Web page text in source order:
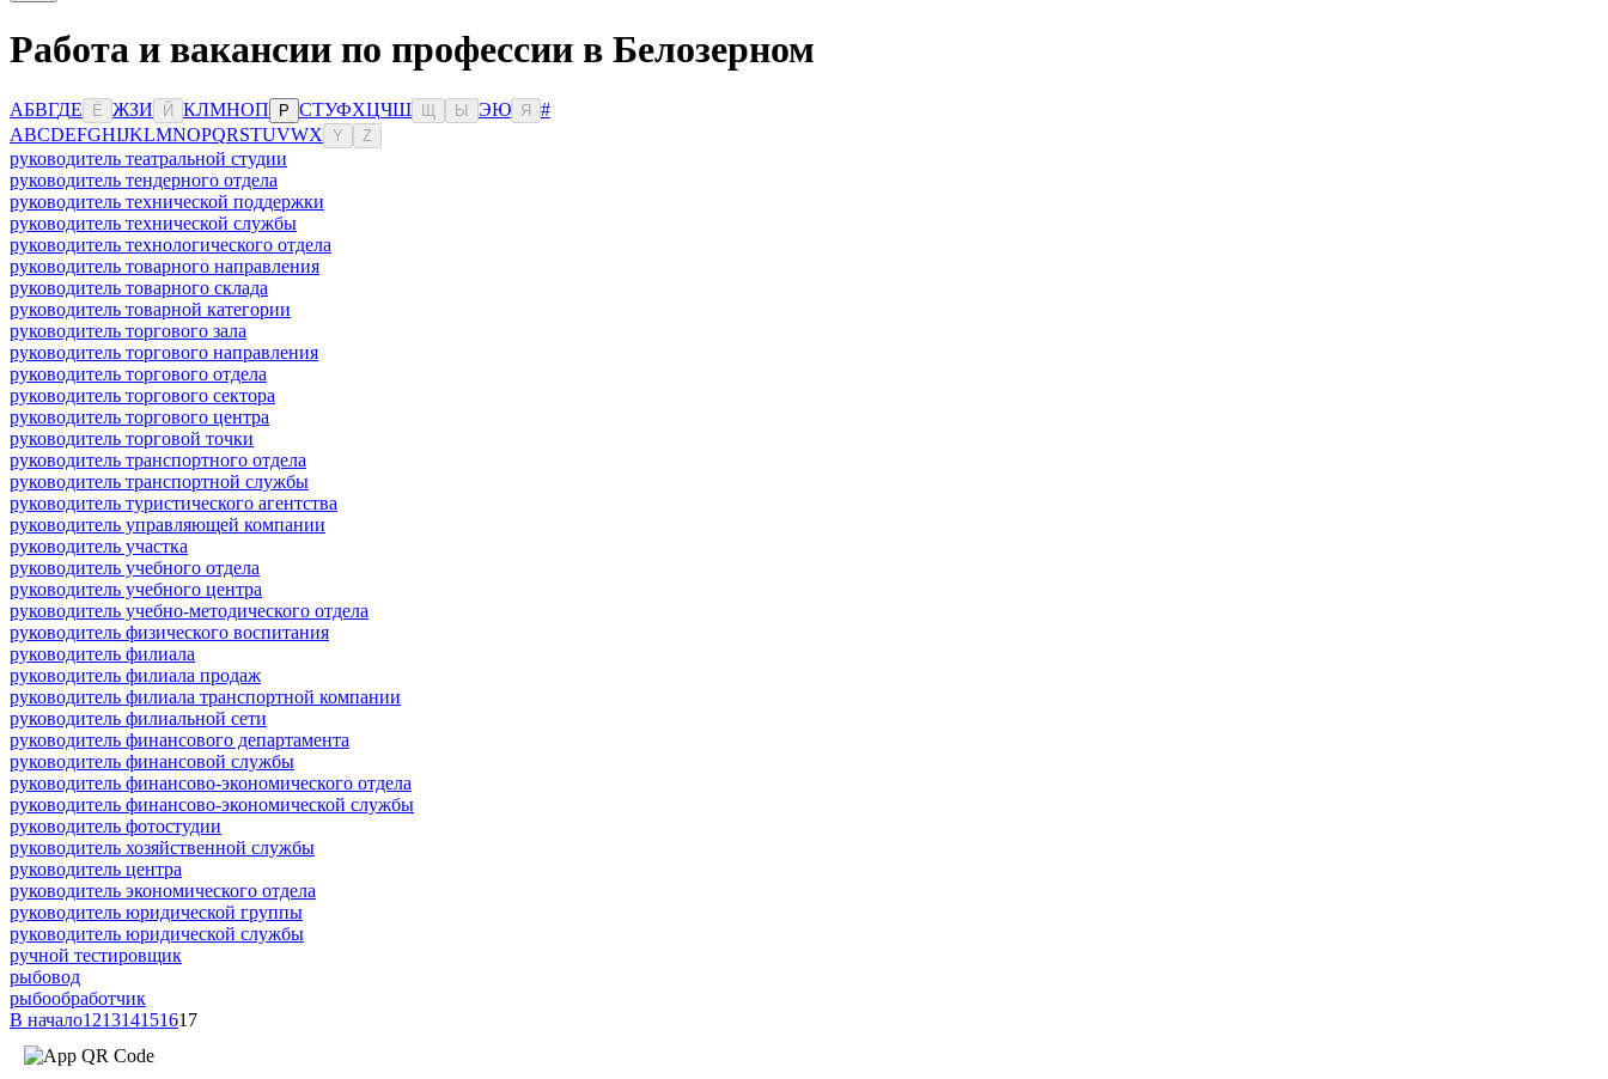
Работа и вакансии по профессии в Белозерном
АБВГДЕ Ё ЖЗИ Й КЛМНОП Р СТУФХЦЧШ Ы ЭЮ Я
#
ABCDEFGHIJKLMNOPQRSTUVWX Y Z
руководитель театральной студии
руководитель тендерного отдела
руководитель технической поддержки
руководитель технической службы
руководитель технологического отдела
руководитель товарного направления
руководитель товарного склада
руководитель товарной категории
руководитель торгового зала
руководитель торгового направления
руководитель торгового отдела
руководитель торгового сектора
руководитель торгового центра
руководитель торговой точки
руководитель транспортного отдела
руководитель транспортной службы
руководитель туристического агентства
руководитель управляющей компании
руководитель участка
руководитель учебного отдела
руководитель учебного центра
руководитель учебно-методического отдела
руководитель физического воспитания
руководитель филиала
руководитель филиала продаж
руководитель филиала транспортной компании
руководитель филиальной сети
руководитель финансового департамента
руководитель финансовой службы
руководитель финансово-экономического отдела
руководитель финансово-экономической службы
руководитель фотостудии
руководитель хозяйственной службы
руководитель центра
руководитель экономического отдела
руководитель юридической группы
руководитель юридической службы
ручной тестировщик
рыбовод
рыбообработчик
В начало121314151617